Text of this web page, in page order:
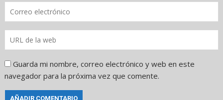
Guarda mi nombre, correo electrónico y web en este
navegador para la próxima vez que comente.